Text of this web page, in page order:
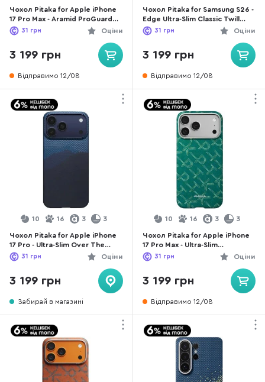
Чохол Pitaka for Apple iPhone
17 Pro Max - Aramid ProGuard
Over The Horizon
(KI1704MGPM)
Оціни
31 грн
3 199 грн
Відправимо 12/08
Чохол Pitaka for Samsung S26 -
Edge Ultra-Slim Classic Twill
600D Black/Grey (KS2601)Оціни
31 грн
3 199 грн
Відправимо 12/08
10 16 3 3
Чохол Pitaka for Apple iPhone
17 Pro - Ultra-Slim Over The
Horizon (KI1704OP)
Оціни
31 грн
3 199 грн
Забирай в магазині
10 16 3 3
Чохол Pitaka for Apple iPhone
17 Pro Max - Ultra-Slim
Monogram Green/Gold
(KI1701PTKP)
Оціни
31 грн
3 199 грн
Відправимо 12/08